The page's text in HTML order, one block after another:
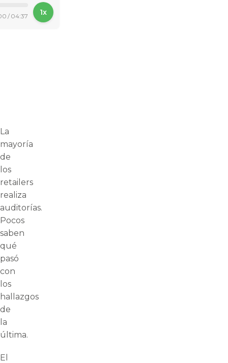
/ 04:37 1x
La
mayoría
de
los
retailers
realiza
auditorías.
Pocos
saben
qué
pasó
con
los
hallazgos
de
la
última.
El